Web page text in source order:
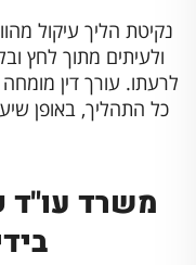
נקיטת הליך עיקול
ולעיתים מתוך לחץ
לרעתו. עורך דין מומחה
כל התהליך, באופן
משרד עו"ד